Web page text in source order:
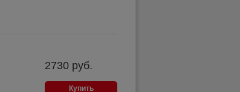
2730 руб.
Купить